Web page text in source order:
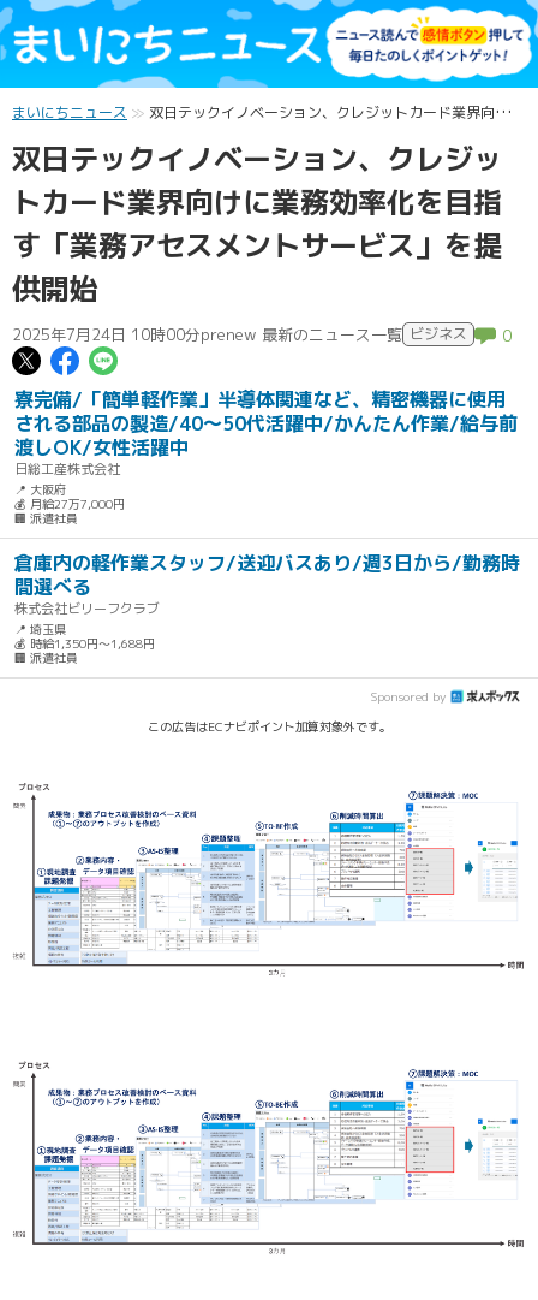
まいにちニュース 双日テックイノベーション、クレジットカード業界向けに業務効率化を目指す「業務アセスメントサービス」を提供開始
双日テックイノベーション、クレジッ
トカード業界向けに業務効率化を目指
す「業務アセスメントサービス」を提
供開始
2025年7月24日 10時00分prenew 最新のニュース一覧 ビジネス 0
この記事についてポスト
この記事についてFacebookでシェ
寮完備/「簡単軽作業」半導体関連など、精密機器に使用
される部品の製造/40～50代活躍中/かんたん作業/給与前
渡しOK/女性活躍中
日総工産株式会社
📍 大阪府
💰 月給27万7,000円
🏢 派遣社員
倉庫内の軽作業スタッフ/送迎バスあり/週3日から/勤務時
間選べる
株式会社ビリーフクラブ
📍 埼玉県
💰 時給1,350円～1,688円
🏢 派遣社員
Sponsored by
この広告はECナビポイント加算対象外です。